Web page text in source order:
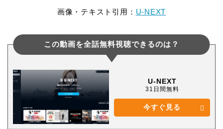
画像・テキスト引用： U-NEXT
この動画を全話無料視聴できるのは？
U-NEXT
31日間無料
今すぐ見る